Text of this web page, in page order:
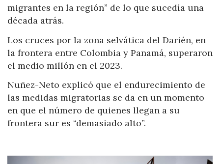
migrantes en la región” de lo que sucedía una
década atrás.
Los cruces por la zona selvática del Darién, en
la frontera entre Colombia y Panamá, superaron
el medio millón en el 2023.
Nuñez-Neto explicó que el endurecimiento de
las medidas migratorias se da en un momento
en que el número de quienes llegan a su
frontera sur es “demasiado alto”.